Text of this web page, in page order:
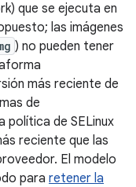
que se ejecuta en
las imágenes
) no pueden tener
más reciente de
de
política de SELinux
reciente que las
El modelo
para retener la